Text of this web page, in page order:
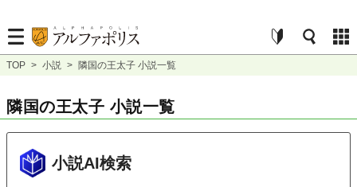
TOP > 小説 > 隣国の王太子 小説一覧
隣国の王太子 小説一覧
小説AI検索